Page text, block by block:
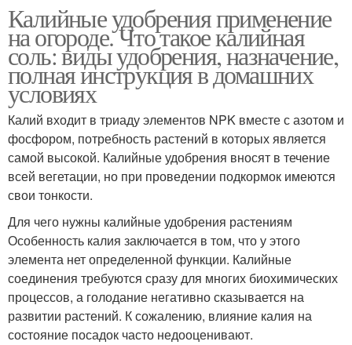
Калийные удобрения применение
на огороде. Что такое калийная
соль: виды удобрения, назначение,
полная инструкция в домашних
условиях
Калий входит в триаду элементов NPK вместе с азотом и
фосфором, потребность растений в которых является
самой высокой. Калийные удобрения вносят в течение
всей вегетации, но при проведении подкормок имеются
свои тонкости.
Для чего нужны калийные удобрения растениям
Особенность калия заключается в том, что у этого
элемента нет определенной функции. Калийные
соединения требуются сразу для многих биохимических
процессов, а голодание негативно сказывается на
развитии растений. К сожалению, влияние калия на
состояние посадок часто недооценивают.